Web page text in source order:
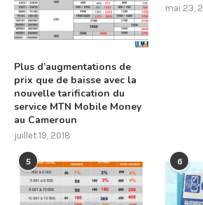
Plus d’augmentations de
prix que de baisse avec la
nouvelle tarification du
service MTN Mobile Money
au Cameroun
juillet 19, 2018
mai 23,
5 6